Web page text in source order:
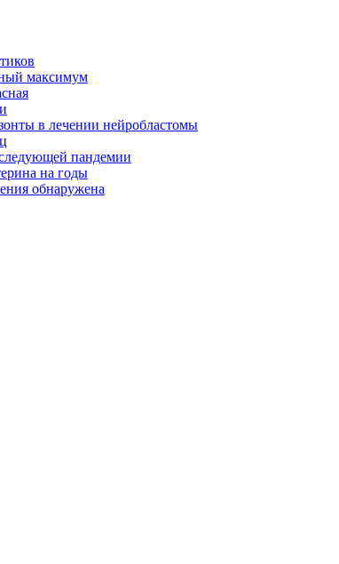
максимум
в лечении нейробластомы
пандемии
на годы
обнаружена